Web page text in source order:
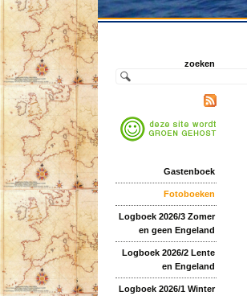
zoeken
Gastenboek
Fotoboeken
Logboek 2026/3 Zomer
en geen Engeland
Logboek 2026/2 Lente
en Engeland
Logboek 2026/1 Winter